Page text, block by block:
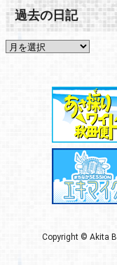
過去の日記
Copyright © Akita